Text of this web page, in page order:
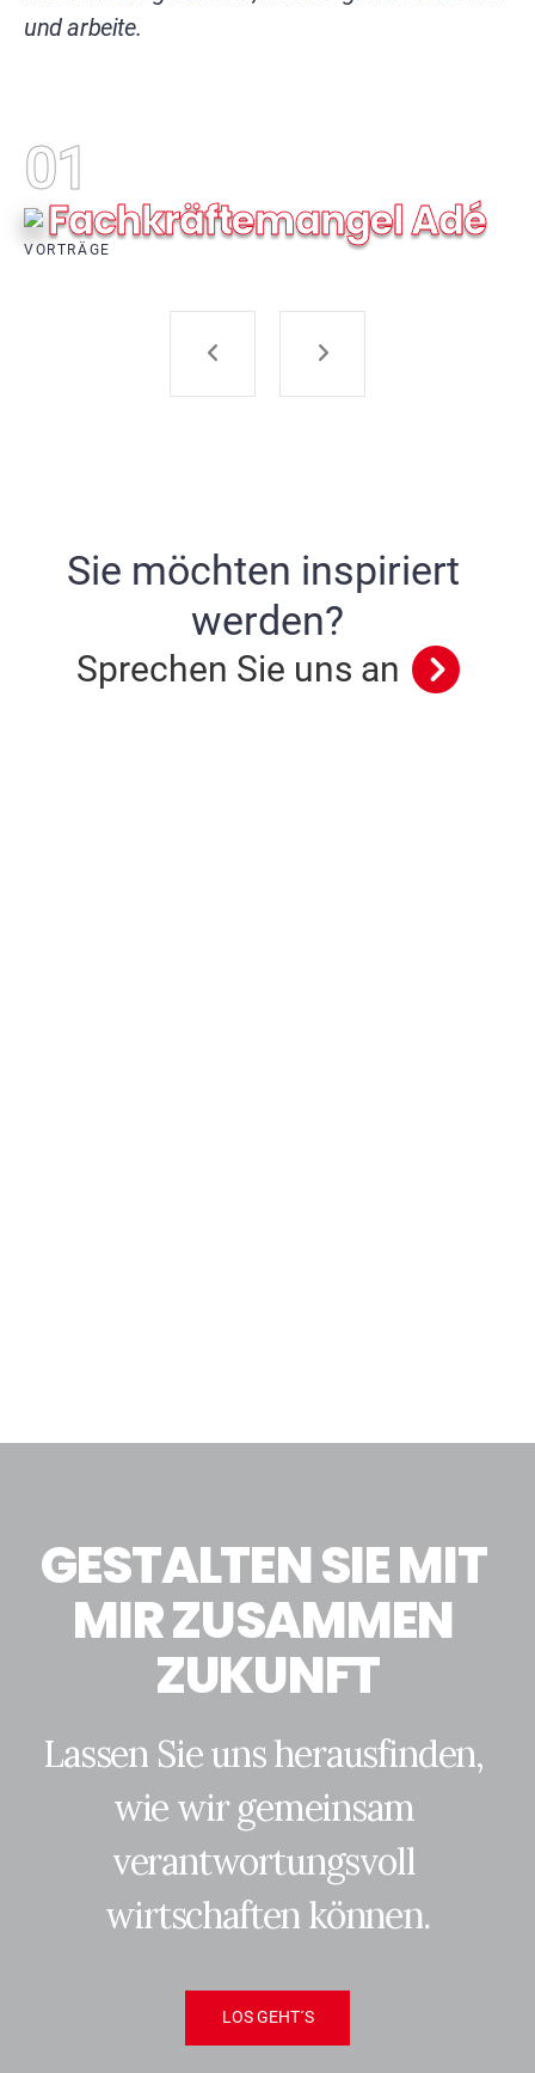
und arbeite.
01
VORTRÄGE
Fachkräftemangel Adé
Gesunde Schule
Kollegiale Führung
Zwiegespräch mit deiner Firma
Die Arbeit der Zukunft ist weiblich
Sie möchten inspiriert
werden?
Sprechen Sie uns an
GESTALTENSIEMIT
MIRZUSAMMEN
ZUKUNFT
Lassen Sie unsherausfinden,
wie wir gemeinsam
verantwortungsvoll
wirtschaften können.
LOS GEHT´S